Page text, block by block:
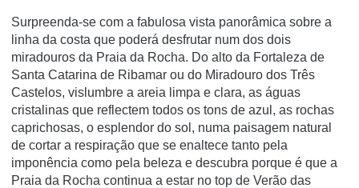
Surpreenda-se com a fabulosa vista panorâmica sobre a
linha da costa que poderá desfrutar num dos dois
miradouros da Praia da Rocha. Do alto da Fortaleza de
Santa Catarina de Ribamar ou do Miradouro dos Três
Castelos, vislumbre a areia limpa e clara, as águas
cristalinas que reflectem todos os tons de azul, as rochas
caprichosas, o esplendor do sol, numa paisagem natural
de cortar a respiração que se enaltece tanto pela
imponência como pela beleza e descubra porque é que a
Praia da Rocha continua a estar no top de Verão das